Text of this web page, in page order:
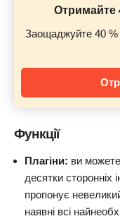
Отримайте
Заощаджуйте 40 %
Функції
Плагіни: ви
десятки сторонніх
пропонує
наявні всі